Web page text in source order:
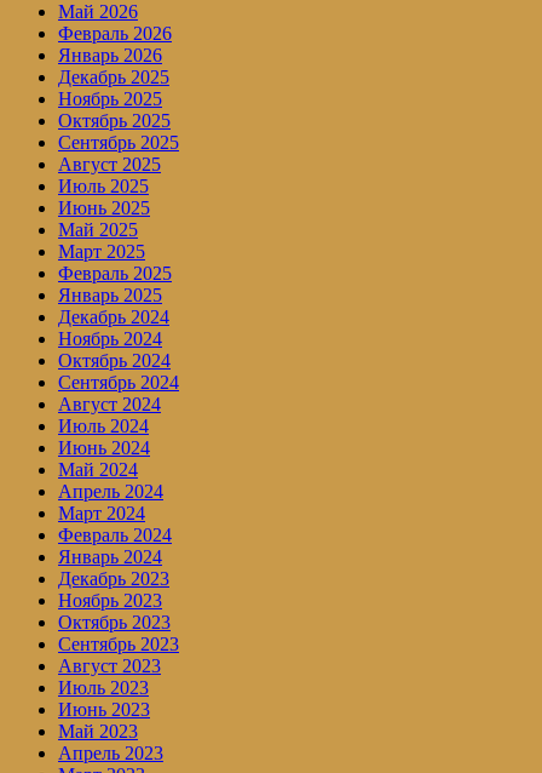
Май 2026
Февраль 2026
Январь 2026
Декабрь 2025
Ноябрь 2025
Октябрь 2025
Сентябрь 2025
Август 2025
Июль 2025
Июнь 2025
Май 2025
Март 2025
Февраль 2025
Январь 2025
Декабрь 2024
Ноябрь 2024
Октябрь 2024
Сентябрь 2024
Август 2024
Июль 2024
Июнь 2024
Май 2024
Апрель 2024
Март 2024
Февраль 2024
Январь 2024
Декабрь 2023
Ноябрь 2023
Октябрь 2023
Сентябрь 2023
Август 2023
Июль 2023
Июнь 2023
Май 2023
Апрель 2023